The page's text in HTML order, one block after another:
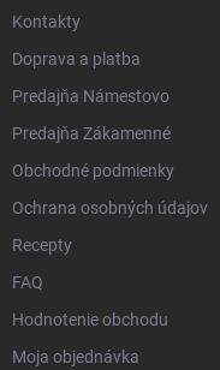
Kontakty
Doprava a platba
Predajňa Námestovo
Predajňa Zákamenné
Obchodné podmienky
Ochrana osobných údajov
Recepty
FAQ
Hodnotenie obchodu
Moja objednávka